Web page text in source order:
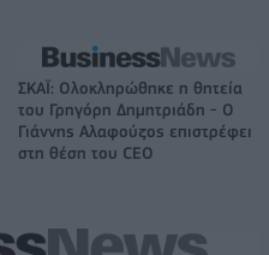
ΣΚΑΪ: Ολοκληρώθηκε η θητεία
του Γρηγόρη Δημητριάδη - Ο
Γιάννης Αλαφούζος επιστρέφει
στη θέση του CEO